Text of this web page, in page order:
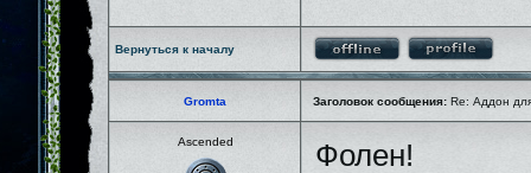
Вернуться к началу
Gromta Заголовок сообщения: Re: Аддон
Ascended
Фолен!